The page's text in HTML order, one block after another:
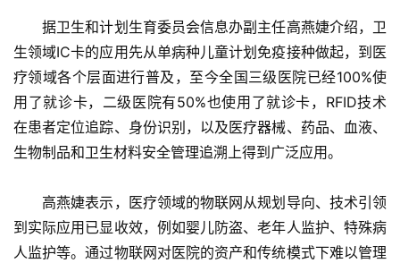
据卫生和计划生育委员会信息办副主任高燕婕介绍，卫
生领域IC卡的应用先从单病种儿童计划免疫接种做起，到医
疗领域各个层面进行普及，至今全国三级医院已经100%使
用了就诊卡，二级医院有50%也使用了就诊卡，RFID技术
在患者定位追踪、身份识别，以及医疗器械、药品、血液、
生物制品和卫生材料安全管理追溯上得到广泛应用。
高燕婕表示，医疗领域的物联网从规划导向、技术引领
到实际应用已显收效，例如婴儿防盗、老年人监护、特殊病
人监护等。通过物联网对医院的资产和传统模式下难以管理